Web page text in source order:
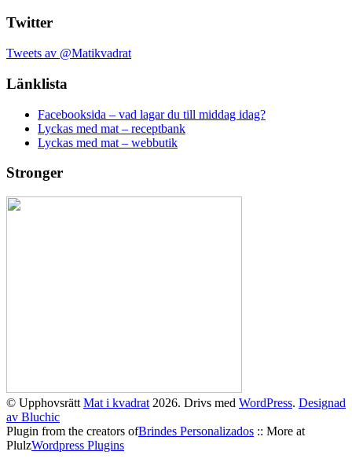
Twitter
Tweets av @Matikvadrat
Länklista
Facebooksida – vad lagar du till middag idag?
Lyckas med mat – receptbank
Lyckas med mat – webbutik
Stronger
© Upphovsrätt Mat i kvadrat 2026. Drivs med WordPress. Designad
av Bluchic
Plugin from the creators ofBrindes Personalizados :: More at
PlulzWordpress Plugins